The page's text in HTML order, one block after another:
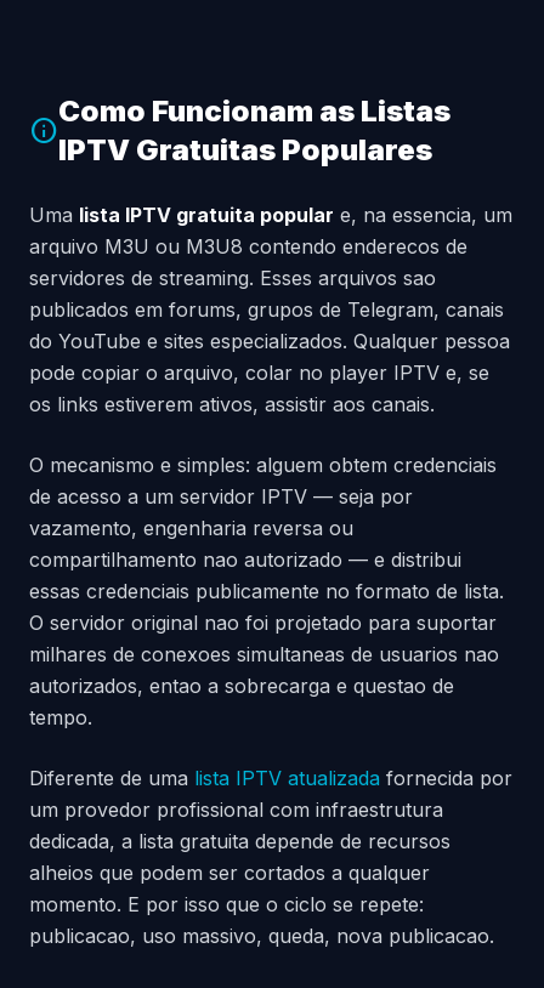
info
Como Funcionam as Listas
IPTV Gratuitas Populares
Uma lista IPTV gratuita popular e, na essencia, um
arquivo M3U ou M3U8 contendo enderecos de
servidores de streaming. Esses arquivos sao
publicados em forums, grupos de Telegram, canais
do YouTube e sites especializados. Qualquer pessoa
pode copiar o arquivo, colar no player IPTV e, se
os links estiverem ativos, assistir aos canais.
O mecanismo e simples: alguem obtem credenciais
de acesso a um servidor IPTV — seja por
vazamento, engenharia reversa ou
compartilhamento nao autorizado — e distribui
essas credenciais publicamente no formato de lista.
O servidor original nao foi projetado para suportar
milhares de conexoes simultaneas de usuarios nao
autorizados, entao a sobrecarga e questao de
tempo.
Diferente de uma lista IPTV atualizada fornecida por
um provedor profissional com infraestrutura
dedicada, a lista gratuita depende de recursos
alheios que podem ser cortados a qualquer
momento. E por isso que o ciclo se repete:
publicacao, uso massivo, queda, nova publicacao.